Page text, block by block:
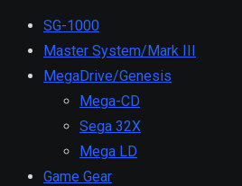
SG-1000
Master System/Mark III
MegaDrive/Genesis
Mega-CD
Sega 32X
Mega LD
Game Gear